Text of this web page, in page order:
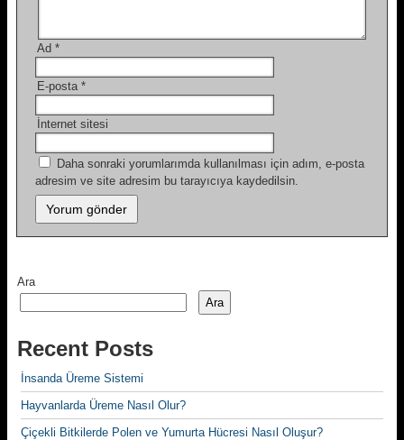
Ad *
E-posta *
İnternet sitesi
Daha sonraki yorumlarımda kullanılması için adım, e-posta
adresim ve site adresim bu tarayıcıya kaydedilsin.
Ara
Ara
Recent Posts
İnsanda Üreme Sistemi
Hayvanlarda Üreme Nasıl Olur?
Çiçekli Bitkilerde Polen ve Yumurta Hücresi Nasıl Oluşur?